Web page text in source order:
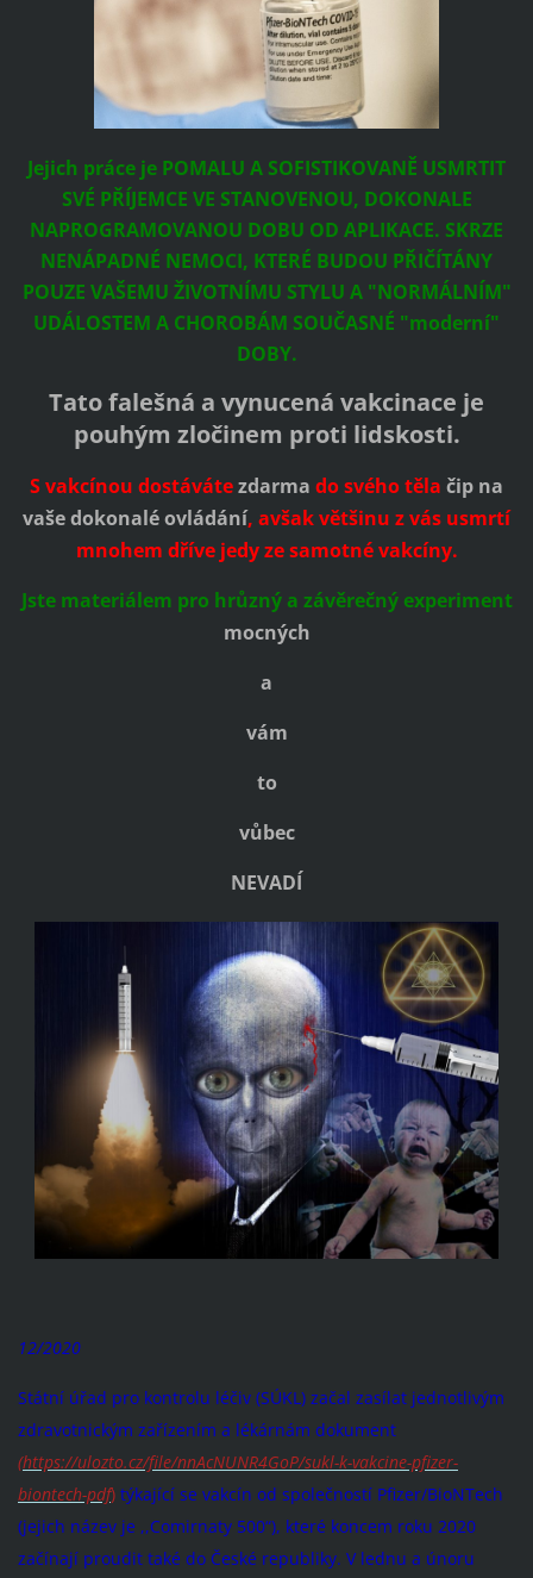
Jejich práce je POMALU A SOFISTIKOVANĚ USMRTIT
SVÉ PŘÍJEMCE VE STANOVENOU, DOKONALE
NAPROGRAMOVANOU DOBU OD APLIKACE. SKRZE
NENÁPADNÉ NEMOCI, KTERÉ BUDOU PŘIČÍTÁNY
POUZE VAŠEMU ŽIVOTNÍMU STYLU A "NORMÁLNÍM"
UDÁLOSTEM A CHOROBÁM SOUČASNÉ "moderní"
DOBY.
Tato falešná a vynucená vakcinace je
pouhým zločinem proti lidskosti.
S vakcínou dostávátezdarma do svého těla čip na
vaše dokonalé ovládání, avšak většinu z vás usmrtí
mnohem dříve jedy ze samotné vakcíny.
Jste materiálem pro hrůzný a závěrečný experiment
mocných
a
vám
to
vůbec
NEVADÍ
12/2020
Státní úřad pro kontrolu léčiv (SÚKL) začal zasílat jednotlivým
zdravotnickým zařízením a lékárnám dokument
(https://ulozto.cz/file/nnAcNUNR4GoP/sukl-k-vakcine-pfizer-
biontech-pdf)týkající se vakcín od společností Pfizer/BioNTech
(jejich název je ,,Comirnaty 500“), které koncem roku 2020
začínají proudit také do České republiky. V lednu a únoru